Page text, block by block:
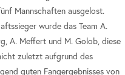
Mannschaften ausgelost.
wurde das Team A.
A. Meffert und M. Golob, diese
zuletzt aufgrund des
guten Fangergebnisses von